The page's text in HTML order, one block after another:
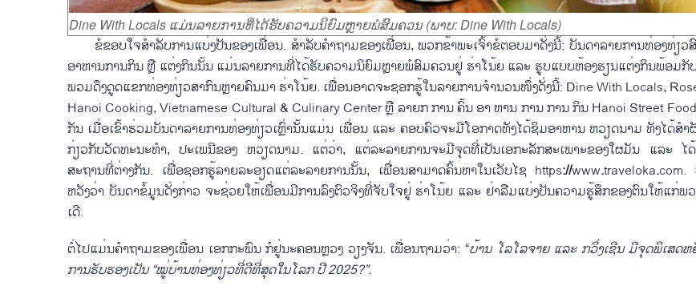
Dine With Locals ແມ່ນລາຍການທີ່ໄດ້ຮັບຄວາມນິຍົມຫຼາຍພໍສົມຄວນ (ພາບ: Dine With Locals)
ຂໍຂອບໃຈສຳລັບການແບ່ງປັນຂອງເພື່ອນ. ສຳລັບຄຳຖາມຂອງເພື່ອນ, ພວກຂ້າພະເຈົ້າຂໍຕອບມາດັ່ງນີ້: ບັນດາລາຍການທ່ອງທ່ຽ
ອາຫານການກິນ ຫຼື ແຕ່ງກິນນັ້ນ ແມ່ນລາຍການທີ່ໄດ້ຮັບຄວາມນິຍົມຫຼາຍພໍສົມຄວນຢູ່ ຮ່າໂນ້ຍ ແລະ ຮູບແບບຫ້ອງຮຽນແຕ່ງກິນພ້ອມກັ
ພວມດຶງດູດແຂກທ່ອງທ່ຽວສາກົນຫຼາຍຄົນມາ ຮ່າໂນ້ຍ. ເພື່ອນອາດຈະຊອກຮູ້ໃນລາຍການຈຳນວນໜຶ່ງດັ່ງນີ້: Dine With Locals,
Hanoi Cooking, Vietnamese Cultural & Culinary Centerຫຼື ລາຍກການຄົ້ນອາຫານການການກິນ Hanoi Street
ກັນ ເມື່ອເຂົ້າຮ່ວມບັນດາລາຍການທ່ອງທ່ຽວເຫຼົ່ານັ້ນແມ່ນ ເພື່ອນ ແລະ ຄອບຄົວຈະມີໂອກາດທັງໄດ້ຊິມອາຫານ ຫວຽດນາມ ທັງໄດ້ສ
ກ່ຽວກັບວັດທະນະທຳ, ປະເພນີຂອງ ຫວຽດນາມ. ແຕ່ວ່າ, ແຕ່ລະລາຍການຈະມີຈຸດທີ່ເປັນເອກະລັກສະເພາະຂອງໃຜມັນ ແລະ ໄ
ສະຖານທີ່ຕ່າງກັນ. ເພື່ອຊອກຮູ້ລາຍລະອຽດແຕ່ລະລາຍການນັ້ນ, ເພື່ອນສາມາດຄົ້ນຫາໃນເວັບໄຊ https://www.traveloka.com.
ຫວັງວ່າ ບັນດາຂໍ້ມູນດັ່ງກ່າວ ຈະຊ່ວຍໃຫ້ເພື່ອນມີການລົງຕົວຈິງທີ່ຈັບໃຈຢູ່ ຮ່າໂນ້ຍ ແລະ ຢ່າລືມແບ່ງປັນຄວາມຮູ້ສຶກຂອງຕົນໃຫ້ແກ່ພ
ເດີ.
ຕໍ່ໄປແມ່ນຄຳຖາມຂອງເພື່ອນ ເອກກະພົນ ກໍຢູ່ນະຄອນຫຼວງ ວຽງຈັນ. ເພື່ອນຖາມວ່າ: “ບ້ານ ໂລໂລຈາຍ ແລະ ກວິ່ງເຊີນ ມີຈຸດພິເສດຫ
ການຮັບຮອງເປັນ“ໝູ່ບ້ານທ່ອງທ່ຽວທີ່ດີທີ່ສຸດໃນໂລກປີ2025?”.